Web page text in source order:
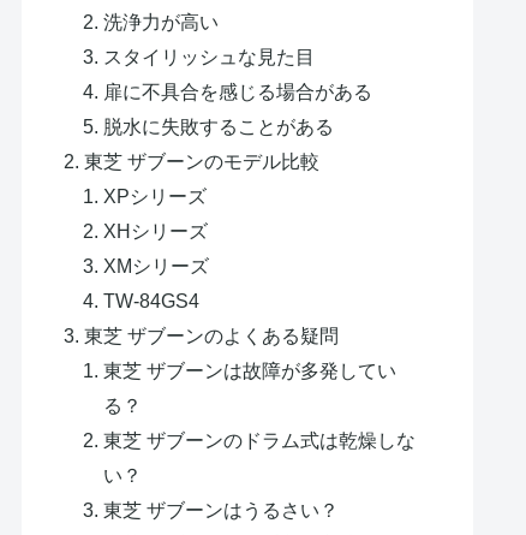
洗浄力が高い
スタイリッシュな見た目
扉に不具合を感じる場合がある
脱水に失敗することがある
東芝 ザブーンのモデル比較
XPシリーズ
XHシリーズ
XMシリーズ
TW-84GS4
東芝 ザブーンのよくある疑問
東芝 ザブーンは故障が多発してい
る？
東芝 ザブーンのドラム式は乾燥しな
い？
東芝 ザブーンはうるさい？